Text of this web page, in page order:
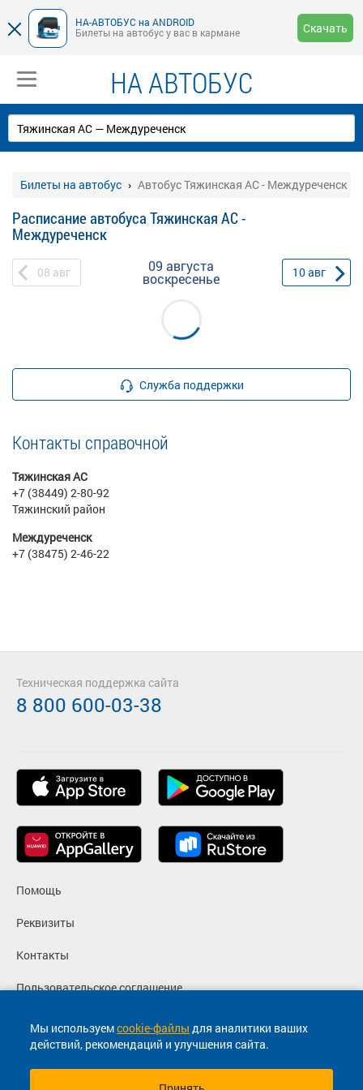
НА-АВТОБУС на ANDROID
Билеты на автобус у вас в кармане
Скачать
НА АВТОБУС
Билеты на автобус Автобус Тяжинская АС - Междуреченск
Расписание автобуса Тяжинская АС -
Междуреченск
08 авг 09 августа
воскресенье 10авг
Служба поддержки
Контакты справочной
Тяжинская АС
+7 (38449) 2-80-92
Тяжинский район
Междуреченск
+7 (38475) 2-46-22
Мы используемcookie-файлы для аналитики ваших
действий, рекомендаций и улучшения сайта.
Помощь
Реквизиты
Контакты
Пользовательское соглашение
Политика конфиденциальности
Согласие на маркетинговые сообщения
Техническая поддержка сайта
8 800 600-03-38